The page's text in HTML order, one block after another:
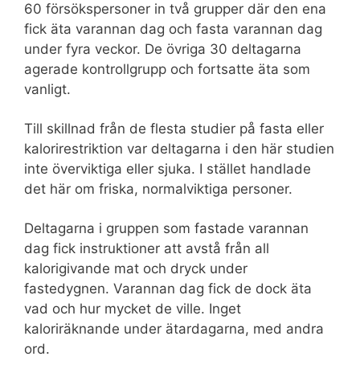
60 försökspersoner in två grupper där den ena
fick äta varannan dag och fasta varannan dag
under fyra veckor. De övriga 30 deltagarna
agerade kontrollgrupp och fortsatte äta som
vanligt.
Till skillnad från de flesta studier på fasta eller
kalorirestriktion var deltagarna i den här studien
inte överviktiga eller sjuka. I stället handlade
det här om friska, normalviktiga personer.
Deltagarna i gruppen som fastade varannan
dag fick instruktioner att avstå från all
kalorigivande mat och dryck under
fastedygnen. Varannan dag fick de dock äta
vad och hur mycket de ville. Inget
kaloriräknande under ätardagarna, med andra
ord.